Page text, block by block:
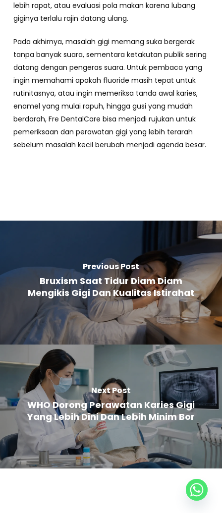
lebih rapat, atau evaluasi pola makan karena lubang
giginya terlalu rajin datang ulang.
Pada akhirnya, masalah gigi memang suka bergerak
tanpa banyak suara, sementara ketakutan publik sering
datang dengan pengeras suara. Untuk pembaca yang
ingin memahami apakah fluoride masih tepat untuk
rutinitasnya, atau ingin memeriksa tanda awal karies,
enamel yang mulai rapuh, hingga gusi yang mudah
berdarah, Fre DentalCare bisa menjadi rujukan untuk
pemeriksaan dan perawatan gigi yang lebih terarah
sebelum masalah kecil berubah menjadi agenda besar.
Previous Post
Bruxism Saat Tidur Diam Diam
Mengikis Gigi Dan Kualitas Istirahat
Next Post
WHO Dorong Perawatan Karies Gigi
Yang Lebih Dini Dan Lebih Minim Bor